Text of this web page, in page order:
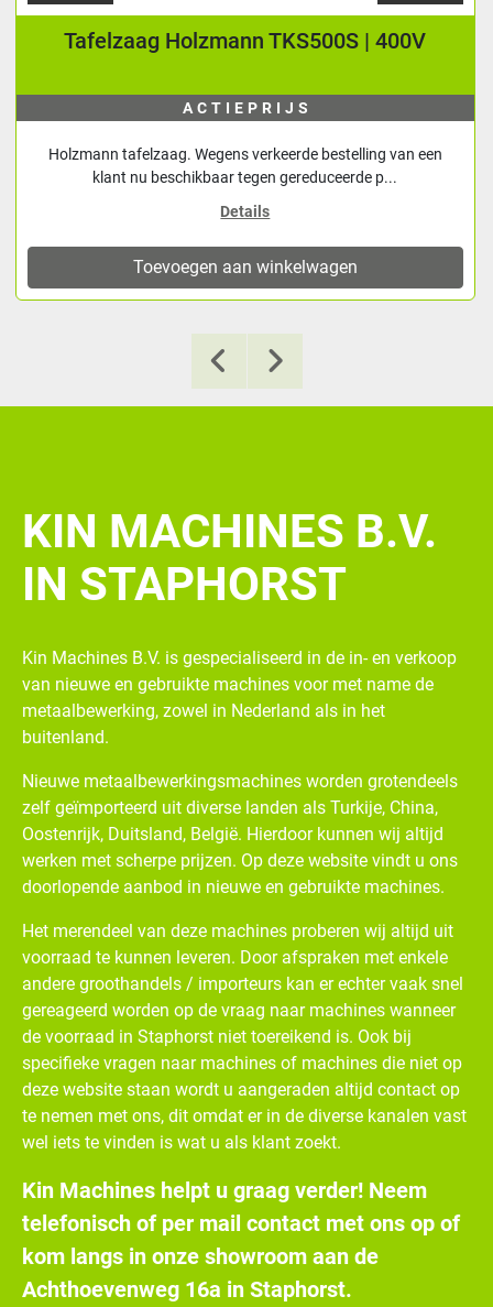
Tafelzaag Holzmann TKS500S | 400V
ACTIEPRIJS
Holzmann tafelzaag. Wegens verkeerde bestelling van een
klant nu beschikbaar tegen gereduceerde p...
Details
Toevoegen aan winkelwagen
KIN MACHINES B.V.
IN STAPHORST
Kin Machines B.V. is gespecialiseerd in de in- en verkoop
van nieuwe en gebruikte machines voor met name de
metaalbewerking, zowel in Nederland als in het
buitenland.
Nieuwe metaalbewerkingsmachines worden grotendeels
zelf geïmporteerd uit diverse landen als Turkije, China,
Oostenrijk, Duitsland, België. Hierdoor kunnen wij altijd
werken met scherpe prijzen. Op deze website vindt u ons
doorlopende aanbod in nieuwe en gebruikte machines.
Het merendeel van deze machines proberen wij altijd uit
voorraad te kunnen leveren. Door afspraken met enkele
andere groothandels / importeurs kan er echter vaak snel
gereageerd worden op de vraag naar machines wanneer
de voorraad in Staphorst niet toereikend is. Ook bij
specifieke vragen naar machines of machines die niet op
deze website staan wordt u aangeraden altijd contact op
te nemen met ons, dit omdat er in de diverse kanalen vast
wel iets te vinden is wat u als klant zoekt.
Kin Machines helpt u graag verder! Neem
telefonisch of per mail contact met ons op of
kom langs in onze showroom aan de
Achthoevenweg 16a in Staphorst.